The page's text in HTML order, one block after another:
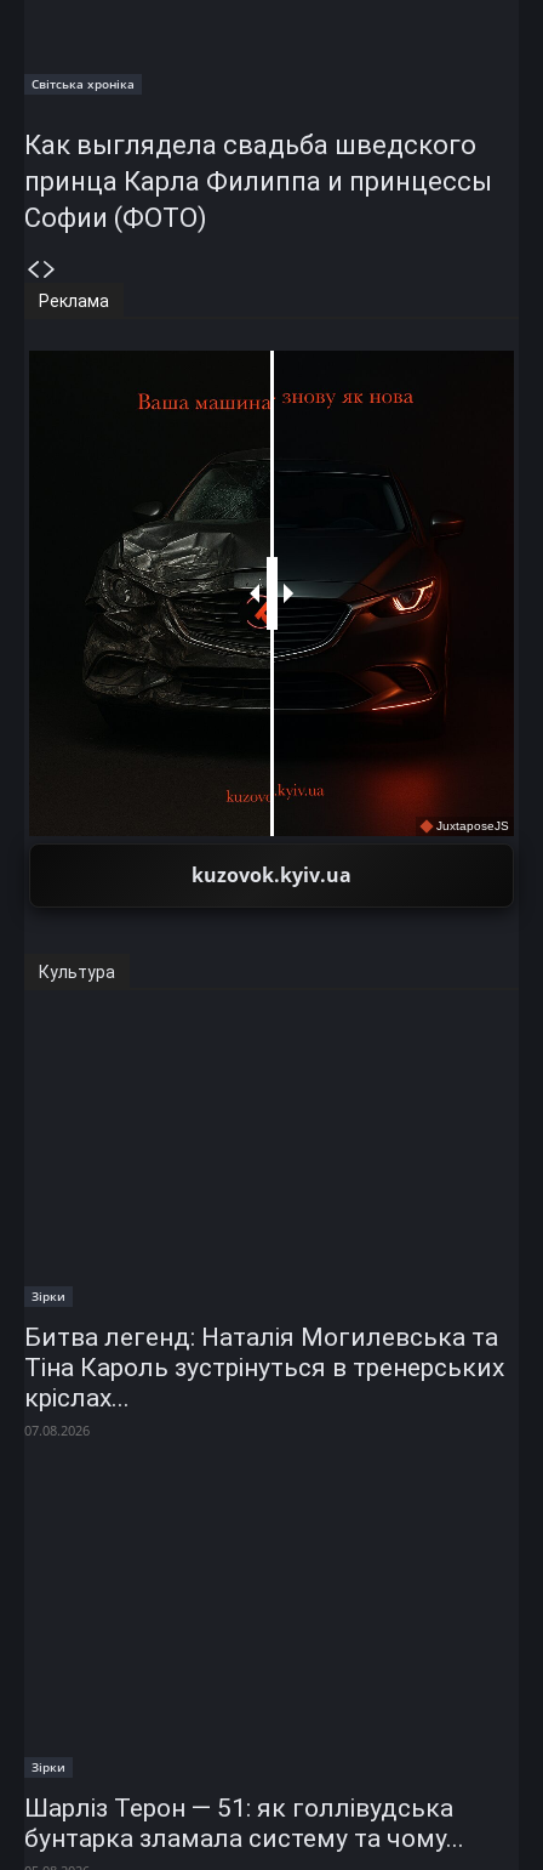
Світська хроніка
Как выглядела свадьба шведского
принца Карла Филиппа и принцессы
Софии (ФОТО)
Реклама
JuxtaposeJS
kuzovok.kyiv.ua
Культура
Зірки
Битва легенд: Наталія Могилевська та
Тіна Кароль зустрінуться в тренерських
кріслах...
07.08.2026
Зірки
Шарліз Терон — 51: як голлівудська
бунтарка зламала систему та чому...